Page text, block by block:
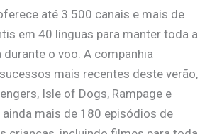
até 3.500 canais e mais de
em 40 línguas para manter toda a
o voo. A companhia
mais recentes deste verão,
Isle of Dogs, Rampage e
ainda mais de 180 episódios de